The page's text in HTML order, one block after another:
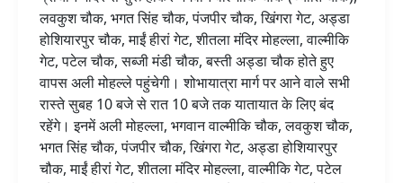
लवकुश चौक, भगत सिंह चौक, पंजपीर चौक, खिंगरा गेट, अड्डा
होशियारपुर चौक, माईं हीरां गेट, शीतला मंदिर मोहल्ला, वाल्मीकि
गेट, पटेल चौक, सब्जी मंडी चौक, बस्ती अड्डा चौक होते हुए
वापस अली मोहल्ले पहुंचेगी। शोभायात्रा मार्ग पर आने वाले सभी
रास्ते सुबह 10 बजे से रात 10 बजे तक यातायात के लिए बंद
रहेंगे। इनमें अली मोहल्ला, भगवान वाल्मीकि चौक, लवकुश चौक,
भगत सिंह चौक, पंजपीर चौक, खिंगरा गेट, अड्डा होशियारपुर
चौक, माईं हीरां गेट, शीतला मंदिर मोहल्ला, वाल्मीकि गेट, पटेल